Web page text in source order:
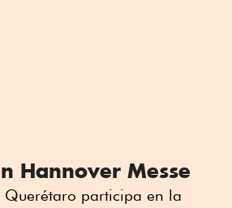
Hannover Messe
Querétaro participa en la